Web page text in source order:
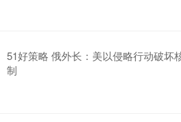
51好策略 俄外长：美以侵略行动破坏
制